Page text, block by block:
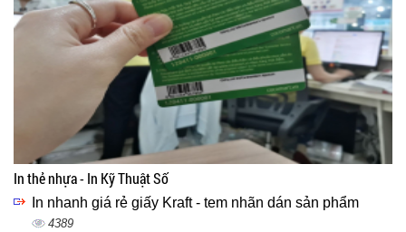
In thẻ nhựa - In Kỹ Thuật Số
In nhanh giá rẻ giấy Kraft - tem nhãn dán sản phẩm
4389